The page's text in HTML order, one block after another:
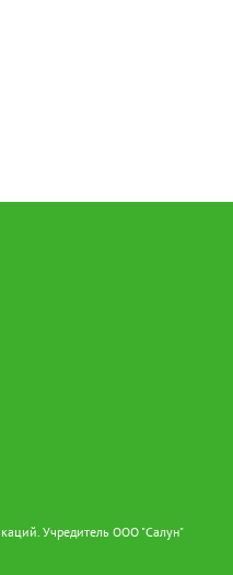
Учредитель ООО "Салун"